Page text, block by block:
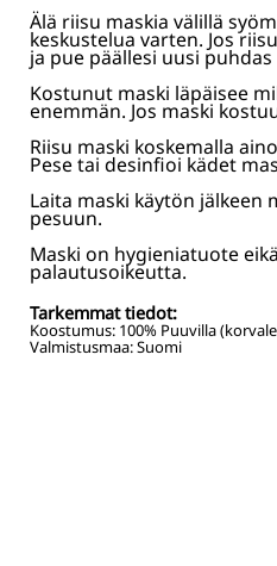
Älä riisu maskia välillä
keskustelua varten. Jos
ja pue päällesi uusi puhdas
Kostunut maski läpäisee
enemmän. Jos maski
Riisu maski koskemalla
Pese tai desinfioi kädet
Laita maski käytön jälkeen
pesuun.
Maski on hygieniatuote
palautusoikeutta.
Tarkemmat tiedot:
Koostumus: 100% Puuvilla
Valmistusmaa: Suomi